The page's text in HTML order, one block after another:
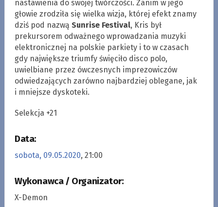
nastawienia do swojej twórczości. Zanim w jego
głowie zrodziła się wielka wizja, której efekt znamy
dziś pod nazwą Sunrise Festival, Kris był
prekursorem odważnego wprowadzania muzyki
elektronicznej na polskie parkiety i to w czasach
gdy największe triumfy święciło disco polo,
uwielbiane przez ówczesnych imprezowiczów
odwiedzających zarówno najbardziej oblegane, jak
i mniejsze dyskoteki.
Selekcja +21
Data:
sobota, 09.05.2020, 21:00
Wykonawca / Organizator:
X-Demon